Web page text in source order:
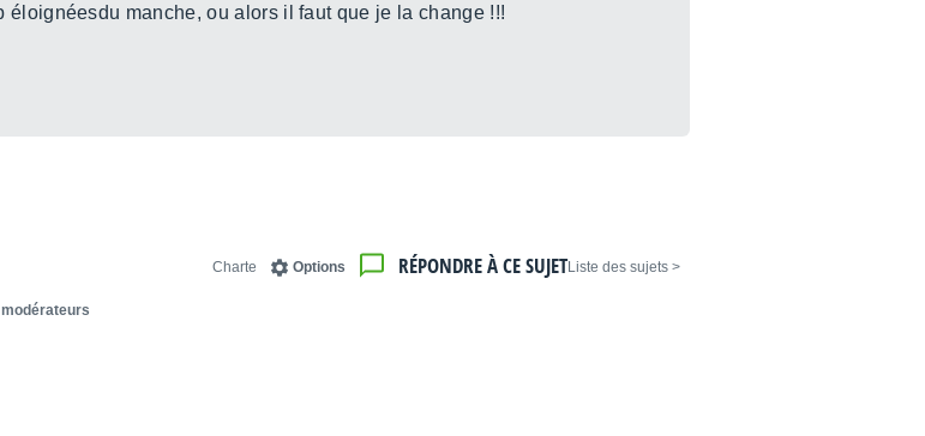
manche, ou alors il faut que je la change !!!
< Liste des sujets
RÉPONDRE À CE SUJET
Options
Charte